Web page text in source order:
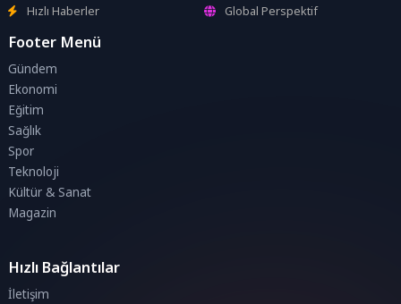
Hızlı Haberler
Global Perspektif
Footer Menü
Gündem
Ekonomi
Eğitim
Sağlık
Spor
Teknoloji
Kültür & Sanat
Magazin
Hızlı Bağlantılar
İletişim